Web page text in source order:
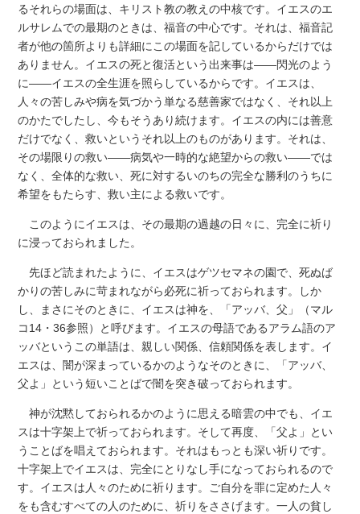
るそれらの場面は、キリスト教の教えの中核です。イエスのエ
ルサレムでの最期のときは、福音の中心です。それは、福音記
者が他の箇所よりも詳細にこの場面を記しているからだけでは
ありません。イエスの死と復活という出来事は――閃光のよう
に――イエスの全生涯を照らしているからです。イエスは、
人々の苦しみや病を気づかう単なる慈善家ではなく、それ以上
のかたでしたし、今もそうあり続けます。イエスの内には善意
だけでなく、救いというそれ以上のものがあります。それは、
その場限りの救い――病気や一時的な絶望からの救い――では
なく、全体的な救い、死に対するいのちの完全な勝利のうちに
希望をもたらす、救い主による救いです。
このようにイエスは、その最期の過越の日々に、完全に祈り
に浸っておられました。
先ほど読まれたように、イエスはゲツセマネの園で、死ぬば
かりの苦しみに苛まれながら必死に祈っておられます。しか
し、まさにそのときに、イエスは神を、「アッバ、父」（マル
コ14・36参照）と呼びます。イエスの母語であるアラム語のア
ッバというこの単語は、親しい関係、信頼関係を表します。イ
エスは、闇が深まっているかのようなそのときに、「アッバ、
父よ」という短いことばで闇を突き破っておられます。
神が沈黙しておられるかのように思える暗雲の中でも、イエ
スは十字架上で祈っておられます。そして再度、「父よ」とい
うことばを唱えておられます。それはもっとも深い祈りです。
十字架上でイエスは、完全にとりなし手になっておられるので
す。イエスは人々のために祈ります。ご自分を罪に定めた人々
をも含むすべての人のために、祈りをささげます。一人の貧し